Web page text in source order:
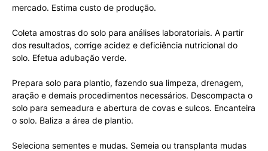
mercado. Estima custo de produção.
Coleta amostras do solo para análises laboratoriais. A partir
dos resultados, corrige acidez e deficiência nutricional do
solo. Efetua adubação verde.
Prepara solo para plantio, fazendo sua limpeza, drenagem,
aração e demais procedimentos necessários. Descompacta o
solo para semeadura e abertura de covas e sulcos. Encanteira
o solo. Baliza a área de plantio.
Seleciona sementes e mudas. Semeia ou transplanta mudas